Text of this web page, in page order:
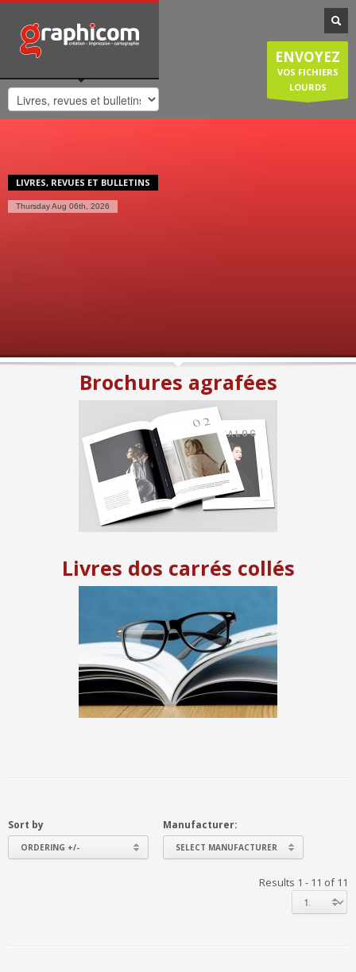
NOTRE SPÉCIALISATION
Notre entreprise familiale est spécialisée dans la cartographie, les
plans de ville, mais est également compétente en infographie, en
création graphique, en impression grâce à nos presses numériques
de haute qualité. Nous réalisons également des sites internet et
couvrons donc une large demande des entreprises et particuliers.
Vendredi: 8:30-12:30/14:00-18:00
Samedi/Dimanche: Fermé.
ENVOYEZ
VOS FICHIERS
LOURDS
LIVRES, REVUES ET BULLETINS
Thursday Aug 06th, 2026
Brochures agrafées
Livres dos carrés collés
Sort by
ORDERING +/-
Manufacturer:
SELECT MANUFACTURER
Results 1 - 11 of 11